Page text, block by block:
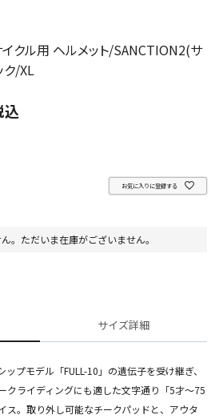
クル用 ヘルメット/SANCTION2(サ
ク/XL
込
お気に入りに登録する
。ただいま在庫がございません。
サイズ詳細
プモデル「FULL-10」の遺伝子を受け継ぎ、
クライディングにも適した文字通り「5才～75
ス。取り外し可能なチークパッドと、アウタ